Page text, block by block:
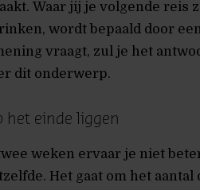
Waar jij je volgende reis
wordt bepaald door
vraagt, zul je het
dit onderwerp.
het einde liggen
weken ervaar je niet
Het gaat om het